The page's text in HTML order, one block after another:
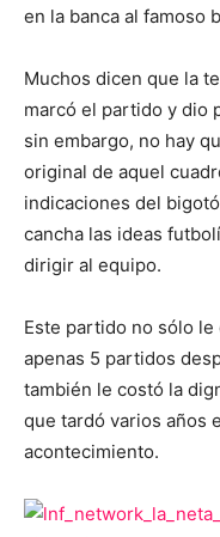
en la banca al famoso
Muchos dicen que la
marcó el partido y dio
sin embargo, no hay
original de aquel
indicaciones del
cancha las ideas
dirigir al equipo.
Este partido no sólo le
apenas 5 partidos
también le costó la
que tardó varios años
acontecimiento.